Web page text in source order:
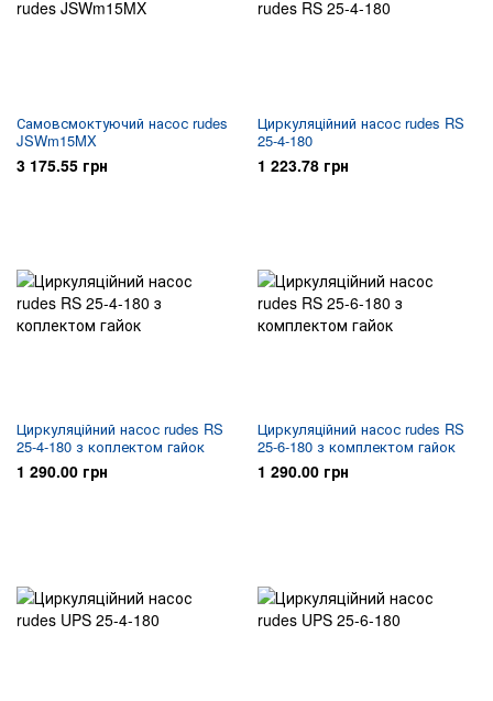
Самовсмоктуючий насос rudes
JSWm15MX
3 175.55 грн
Циркуляційний насос rudes RS
25-4-180
1 223.78 грн
Циркуляційний насос rudes RS
25-4-180 з коплектом гайок
1 290.00 грн
Циркуляційний насос rudes RS
25-6-180 з комплектом гайок
1 290.00 грн